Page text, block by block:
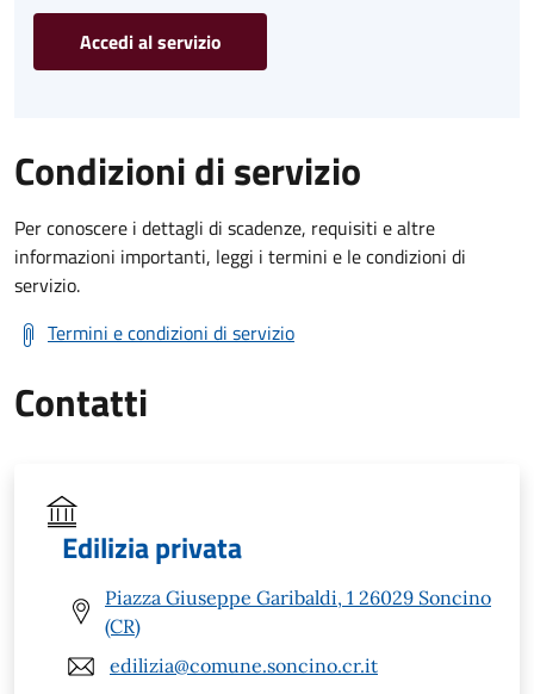
Accedi al servizio
Condizioni di servizio
Per conoscere i dettagli di scadenze, requisiti e altre
informazioni importanti, leggi i termini e le condizioni di
servizio.
Termini e condizioni di servizio
Contatti
Edilizia privata
Piazza Giuseppe Garibaldi, 1 26029 Soncino
(CR)
edilizia@comune.soncino.cr.it